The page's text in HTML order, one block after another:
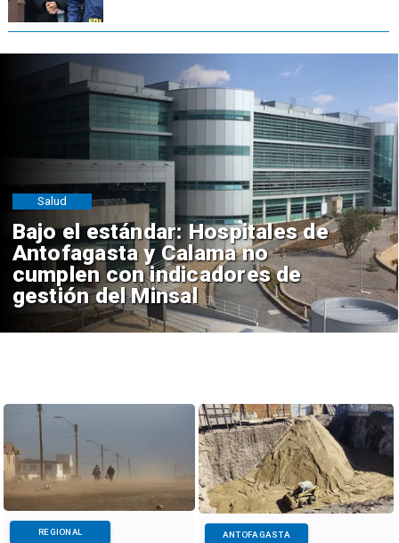
Bajo el estándar: Hospitales de
Antofagasta y Calama no
cumplen con indicadores de
gestión del Minsal
Salud
REGIONAL ANTOFAGASTA